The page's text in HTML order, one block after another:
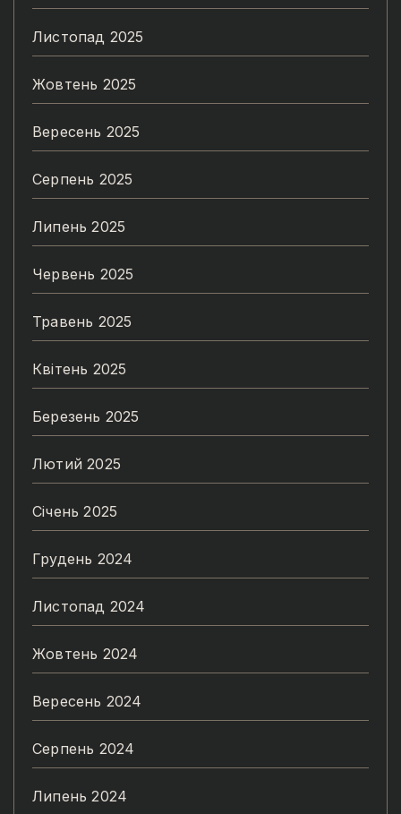
Листопад 2025
Жовтень 2025
Вересень 2025
Серпень 2025
Липень 2025
Червень 2025
Травень 2025
Квітень 2025
Березень 2025
Лютий 2025
Січень 2025
Грудень 2024
Листопад 2024
Жовтень 2024
Вересень 2024
Серпень 2024
Липень 2024